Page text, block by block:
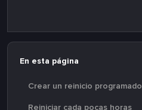
En esta página
Crear un reinicio programado
Reiniciar cada pocas horas